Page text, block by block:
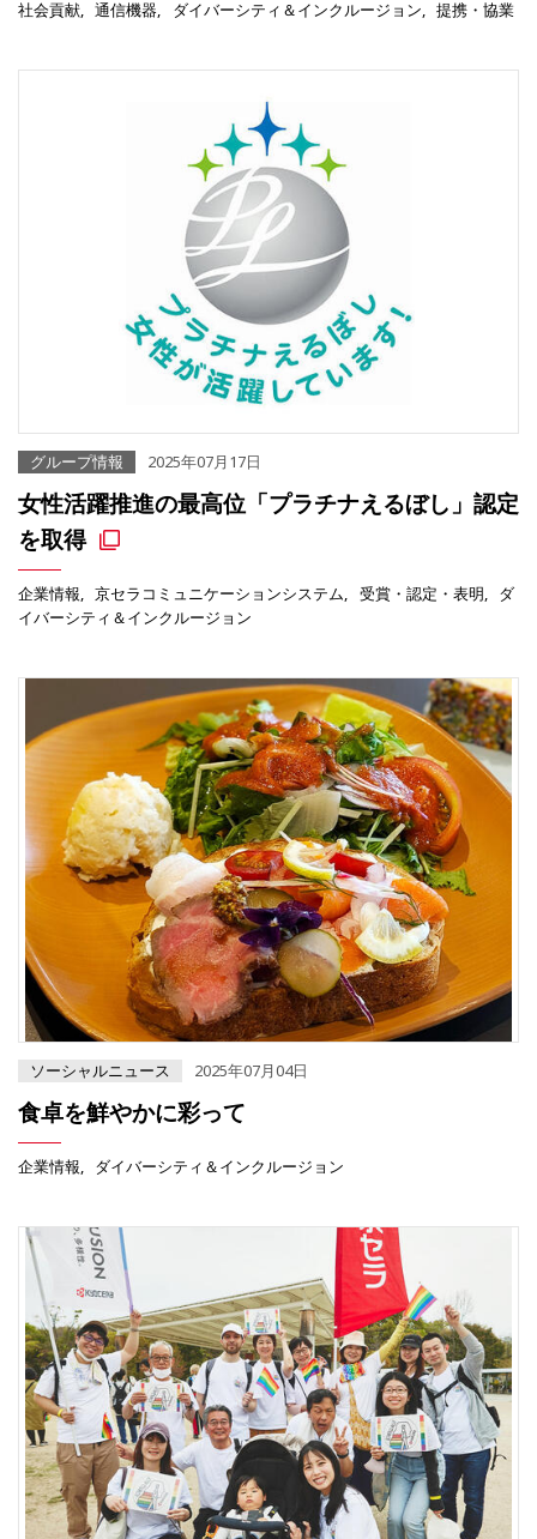
社会貢献 通信機器 ダイバーシティ＆インクルージョン 提携・協業
グループ情報 2025年07月17日
女性活躍推進の最高位「プラチナえるぼし」認定
を取得
企業情報 京セラコミュニケーションシステム 受賞・認定・表明
ダ
イバーシティ＆インクルージョン
ソーシャルニュース 2025年07月04日
食卓を鮮やかに彩って
企業情報 ダイバーシティ＆インクルージョン